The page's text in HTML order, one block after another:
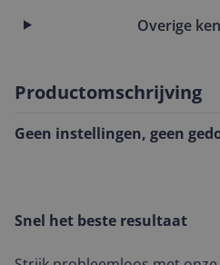
Overige
Productomschrijving
Geen instellingen, geen
Snel het beste resultaat